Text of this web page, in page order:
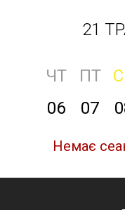
21
ЧТ ПТ
06
07
Немає